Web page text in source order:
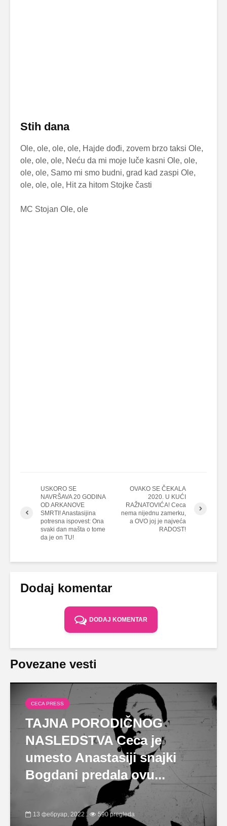
Stih dana
Ole, ole, ole, ole, Hajde dođi, zovem brzo taksi Ole,
ole, ole, ole, Neću da mi moje luče kasni Ole, ole,
ole, ole, Samo mi smo budni, grad kad zaspi Ole,
ole, ole, ole, Hit za hitom Stojke časti
MC Stojan Ole, ole
USKORO SE
NAVRŠAVA 20 GODINA
OD ARKANOVE
SMRTI! Anastasijina
potresna ispovest: Ona
svaki dan mašta o tome
da je on TU!
OVAKO SE ČEKALA
2020. U KUĆI
RAŽNATOVIĆA! Ceca
nema nijednu zamerku,
a OVO joj je najveća
RADOST!
Dodaj komentar
DODAJ KOMENTAR
Povezane vesti
CECA PRESS
TAJNA PORODIČNOG
NASLEDSTVA Ceca je
umesto Anastasiji snajki
Bogdani predala ovu...
13 фебруар, 2022 590 pregleda